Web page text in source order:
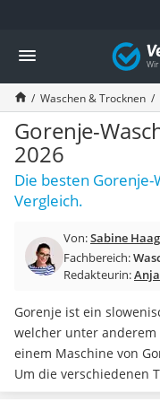
Die beliebtesten
Haushalt
Wassersprudler
Zentralstaubsauger
Brotbackautomat
Wischroboter
Wäschespinne
Industriestaubsauger
Spülmaschinentabs
Eierkocher
AEG-Waschmaschine
Handstaubsauger
Milchaufschäumer
Kondenstrockner
Reiskocher
Heißwasserspender
Vergleich
Waschen & Trocknen
Gorenje-
2026
Die besten
Vergleich.
Von:Sabine Haag
Fachbereich:
Redakteurin:
Gorenje ist ein
welcher unter
einem Maschine von
Um die verschiedenen
behandeln, sollten Sie